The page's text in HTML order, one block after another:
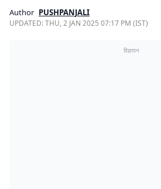
Author PUSHPANJALI
UPDATED:THU, 2 JAN 2025 07:17 PM (IST)
विज्ञापन